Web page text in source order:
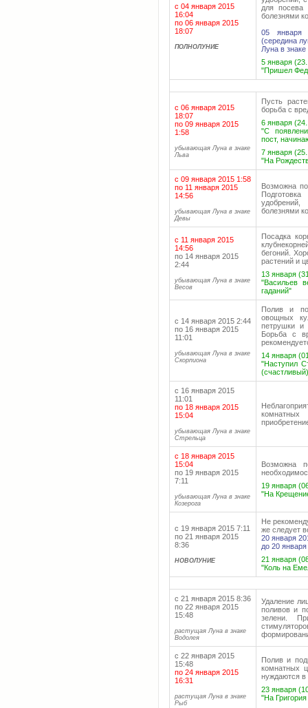
с 04 января 2015
16:04
по 06 января 2015
18:07
ПОЛНОЛУНИЕ
для посева
болезнями
05 января
(середина
Луна в
5 января
"Пришел
с 06 января 2015
18:07
по 09 января 2015
1:58
убывающая Луна в знаке
Льва
Пусть
борьба с
6 января
"С
пост,
7 января
"На
с 09 января 2015 1:58
по 11 января 2015
14:56
убывающая Луна в знаке
Девы
Возможна
болезнями
с 11 января 2015
14:56
по 14 января 2015
2:44
убывающая Луна в знаке
Весов
Посадка
бегоний.
растений и
13 января
"Васильев
гаданий"
с 14 января 2015 2:44
по 16 января 2015
11:01
убывающая Луна в знаке
Скорпиона
Полив и
овощных
петрушки и
Борьба с
14 января
"Наступил
с 16 января 2015
11:01
по 18 января 2015
15:04
убывающая Луна в знаке
Стрельца
с 18 января 2015
15:04
по 19 января 2015
7:11
убывающая Луна в знаке
Козерога
Возможна
19 января
"На
с 19 января 2015 7:11
по 21 января 2015
8:36
НОВОЛУНИЕ
Не
же следует
20 января
до 20
21 января
"Коль на
с 21 января 2015 8:36
по 22 января 2015
15:48
растущая Луна в знаке
Водолея
Удаление
поливов и
зелени.
с 22 января 2015
15:48
по 24 января 2015
16:31
растущая Луна в знаке
Рыб
Полив и
комнатных
нуждаются в
23 января
"На